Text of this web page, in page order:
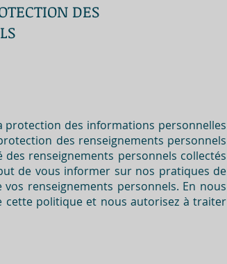
DES
protection des informations personnelles
des renseignements personnels
renseignements personnels collectés
de vous informer sur nos pratiques de
renseignements personnels. En nous
cette politique et nous autorisez à traiter